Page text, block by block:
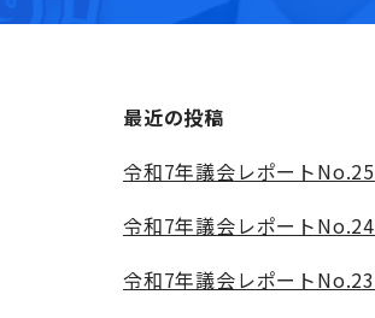
最近の投稿
令和7年議会レポートNo.25
令和7年議会レポートNo.24
令和7年議会レポートNo.23